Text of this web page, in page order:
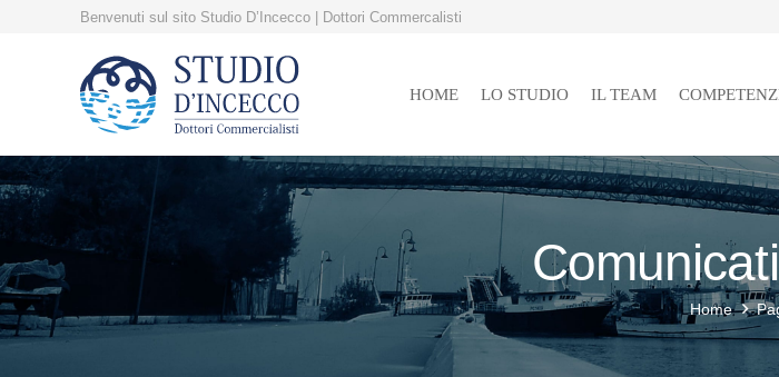
Benvenuti sul sito Studio D’Incecco | Dottori Commercalisti
HOME LO STUDIO IL TEAM
Home